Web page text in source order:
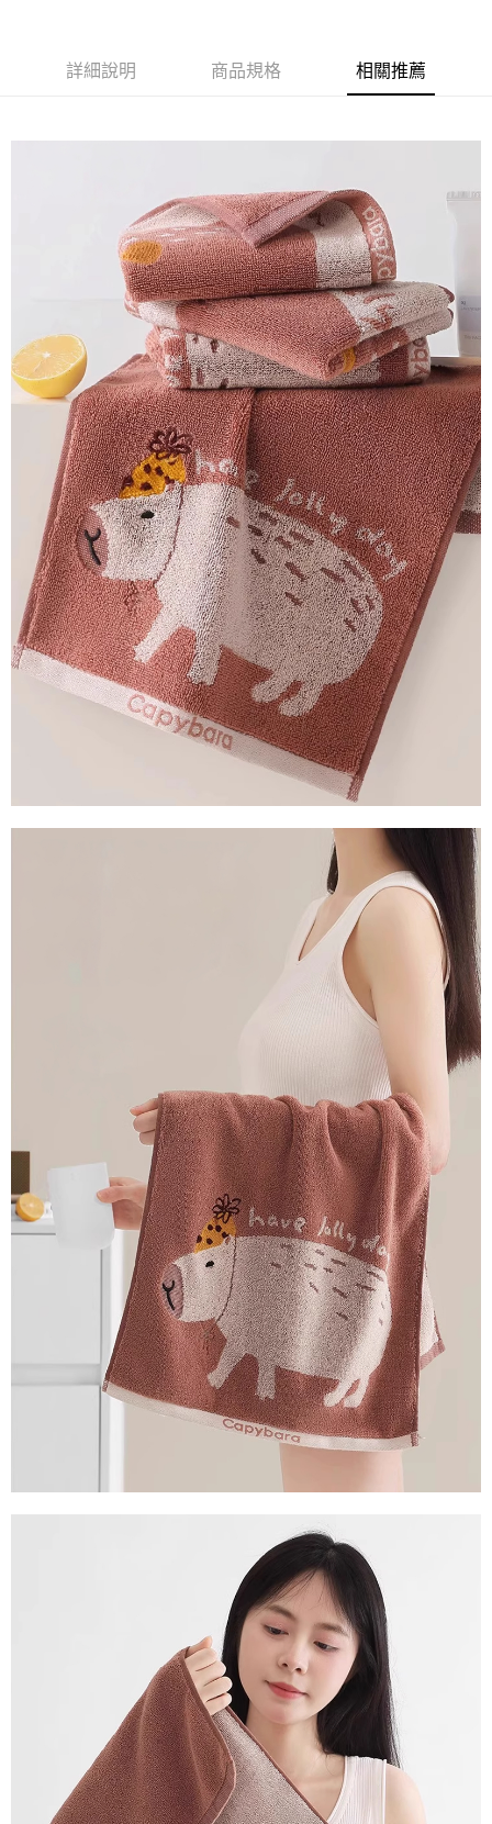
每筆NT$60，滿NT$999(含以上)免運費
每筆NT$120，滿NT$999(含以上)免運費
詳細說明 商品規格 相關推薦